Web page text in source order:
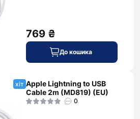
769 ₴
До кошика
хіт Apple Lightning to USB
Cable 2m (MD819) (EU)
0